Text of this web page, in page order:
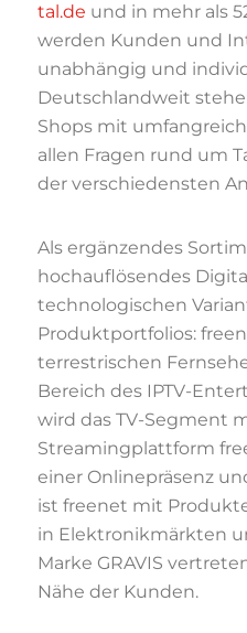
tal.de und in mehr als
werden Kunden und
unabhängig und
Deutschlandweit
Shops mit
allen Fragen rund um
der verschiedensten
Als ergänzendes
hochauflösendes
technologischen
Produktportfolios:
terrestrischen
Bereich des IPTV-
wird das TV-Segment
Streamingplattform
einer Onlinepräsenz
ist freenet mit
in Elektronikmärkten
Marke GRAVIS
Nähe der Kunden.